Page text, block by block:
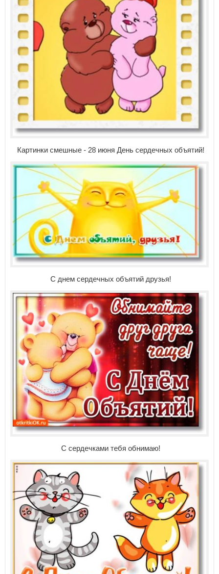
Картинки смешные - 28 июня День сердечных объятий!
С днем сердечных объятий друзья!
С сердечками тебя обнимаю!